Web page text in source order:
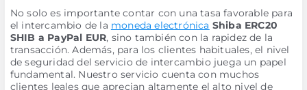
No solo es importante contar con una tasa favorable para
el intercambio de la moneda electrónica Shiba ERC20
SHIB a PayPal EUR, sino también con la rapidez de la
transacción. Además, para los clientes habituales, el nivel
de seguridad del servicio de intercambio juega un papel
fundamental. Nuestro servicio cuenta con muchos
clientes leales que aprecian altamente el alto nivel de